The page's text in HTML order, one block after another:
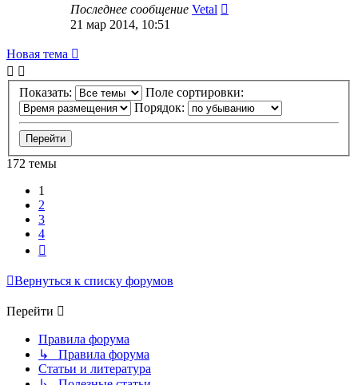
Последнее сообщение Vetal
21 мар 2014, 10:51
Новая тема
Показать:
Поле сортировки:
Порядок:
172 темы
1
2
3
4
Вернуться к списку форумов
Перейти
Правила форума
↳ Правила форума
Статьи и литература